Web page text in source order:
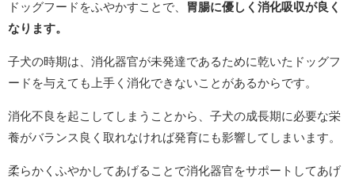
ドッグフードをふやかすことで、
胃腸に優しく消化吸収が良く
なります。
子犬の時期は、消化器官が未発達であるために乾いたドッグフ
ードを与えても上手く消化できないことがあるからです。
消化不良を起こしてしまうことから、子犬の成長期に必要な栄
養がバランス良く取れなければ発育にも影響してしまいます。
柔らかくふやかしてあげることで消化器官をサポートしてあげ